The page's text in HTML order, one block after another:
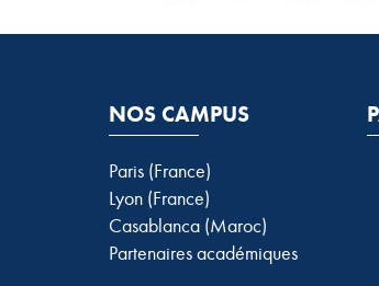
NOS CAMPUS
Paris (France)
Lyon (France)
Casablanca (Maroc)
Partenaires académiques